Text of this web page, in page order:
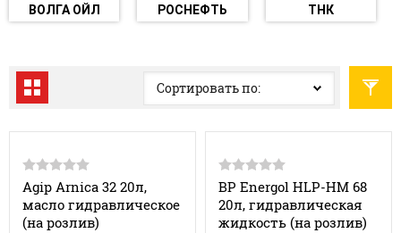
ВОЛГА ОЙЛ РОСНЕФТЬ ТНК
Сортировать по:
Agip Arnica 32 20л,
масло гидравлическое
(на розлив)
BP Energol HLP-HM 68
20л, гидравлическая
жидкость (на розлив)